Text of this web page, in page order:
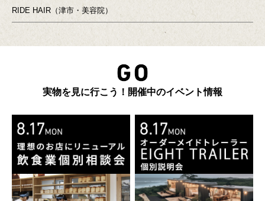
RIDE HAIR（津市・美容院）
実物を見に行こう！開催中のイベント情報